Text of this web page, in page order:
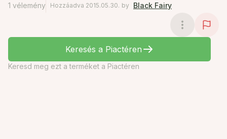
1 vélemény Hozzáadva 2015.05.30. by Black Fairy
Keresés a Piactéren
Keresd meg ezt a terméket a Piactéren